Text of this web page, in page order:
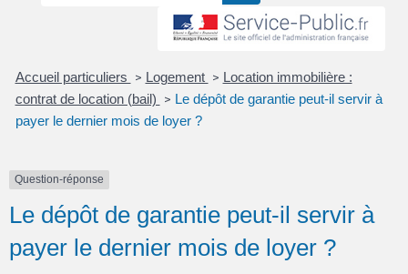
Accueil particuliers > Logement > Location immobilière :
contrat de location (bail)
> Le dépôt de garantie peut-il servir à
payer le dernier mois de loyer ?
Question-réponse
Le dépôt de garantie peut-il servir à
payer le dernier mois de loyer ?